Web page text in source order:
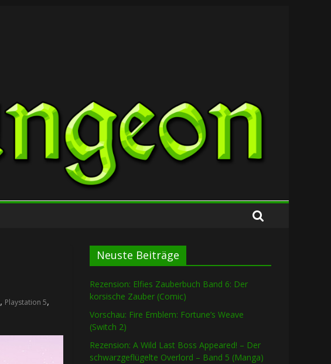
, Playstation 5,
Neuste Beiträge
Rezension: Elfies Zauberbuch Band 6: Der
korsische Zauber (Comic)
Vorschau: Fire Emblem: Fortune’s Weave
(Switch 2)
Rezension: A Wild Last Boss Appeared! – Der
schwarzgeflügelte Overlord – Band 5 (Manga)